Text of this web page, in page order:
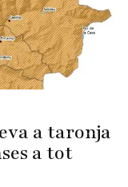
a taronja
a tot